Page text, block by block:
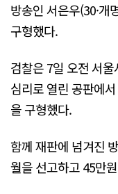
방송인 서은우(30·개
구형했다.
검찰은 7일 오전 서
심리로 열린 공판에
을 구형했다.
함께 재판에 넘겨진
월을 선고하고 45만